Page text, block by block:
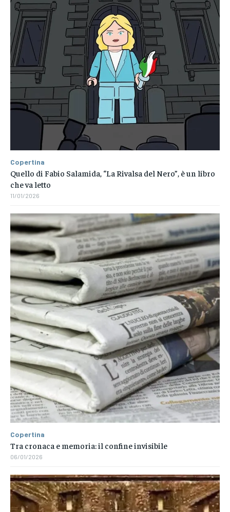
Copertina
Quello di Fabio Salamida, “La Rivalsa del Nero”, è un libro
che va letto
11/01/2026
Copertina
Tra cronaca e memoria: il confine invisibile
06/01/2026